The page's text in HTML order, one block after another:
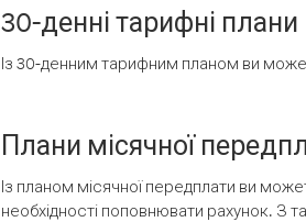
30-денні тарифні плани
Із 30-денним тарифним планом ви
Плани місячної
Із планом місячної передплати ви
необхідності поповнювати рахунок. З